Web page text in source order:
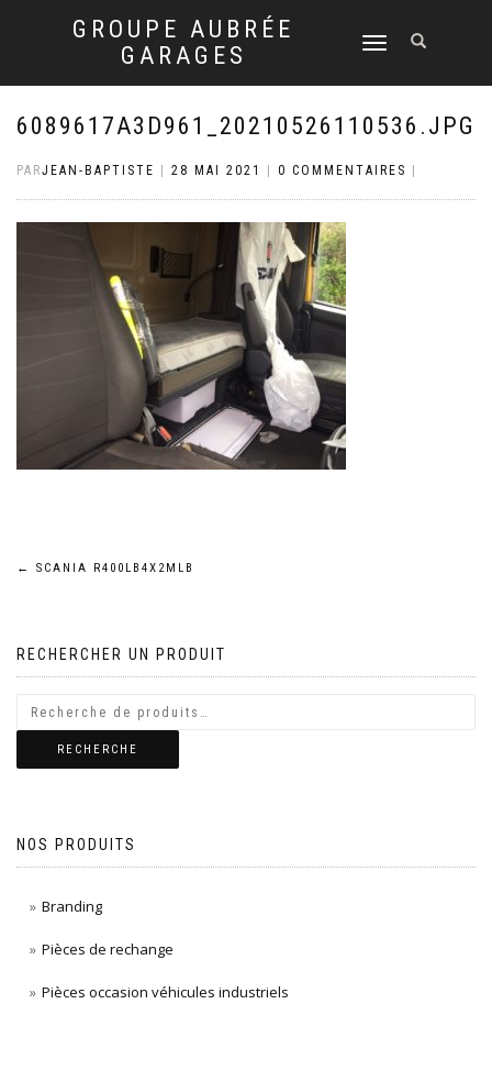
GROUPE AUBRÉE
GARAGES
DÉPLIER
NAVIGATION
6089617A3D961_20210526110536.JPG
PARJEAN-BAPTISTE 28 MAI 2021 0 COMMENTAIRES
Navigation
l’article
← SCANIA R400LB4X2MLB
RECHERCHER UN PRODUIT
RECHERCHE
NOS PRODUITS
Branding
Pièces de rechange
Pièces occasion véhicules industriels